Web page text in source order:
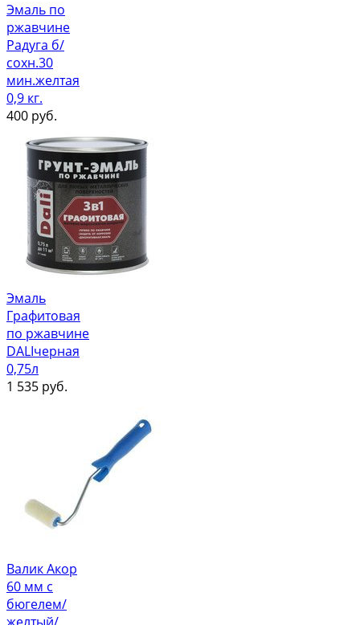
Эмаль по
ржавчине
Радуга б/
сохн.30
мин.желтая
0,9 кг.
400 руб.
Эмаль
Графитовая
по ржавчине
DALIчерная
0,75л
1 535 руб.
Валик Акор
60 мм с
бюгелем/